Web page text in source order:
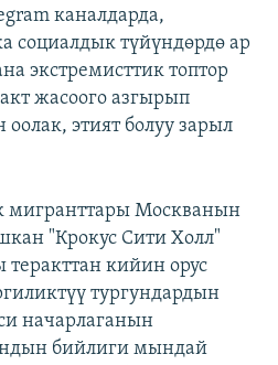
каналдарда,
социалдык түйүндөрдө ар
экстремисттик топтор
жасоого азгырып
этият болуу зарыл
мигранттары Москванын
"Крокус Сити Холл"
кийин орус
тургундардын
начарлаганын
бийлиги мындай